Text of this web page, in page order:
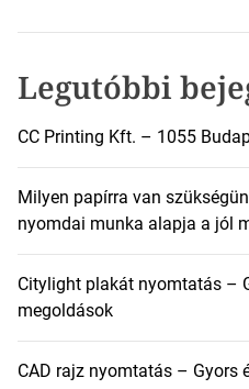
Legutóbbi
CC Printing Kft. – 1055
Milyen papírra van
nyomdai munka alapja a jól
Citylight plakát nyomtatás –
megoldások
CAD rajz nyomtatás – Gyors